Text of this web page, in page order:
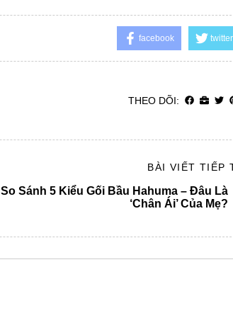
facebook twitter
THEO DÕI:
BÀI VIẾT TIẾP
So Sánh 5 Kiểu Gối Bầu Hahuma – Đâu Là
‘Chân Ái’ Của Mẹ?